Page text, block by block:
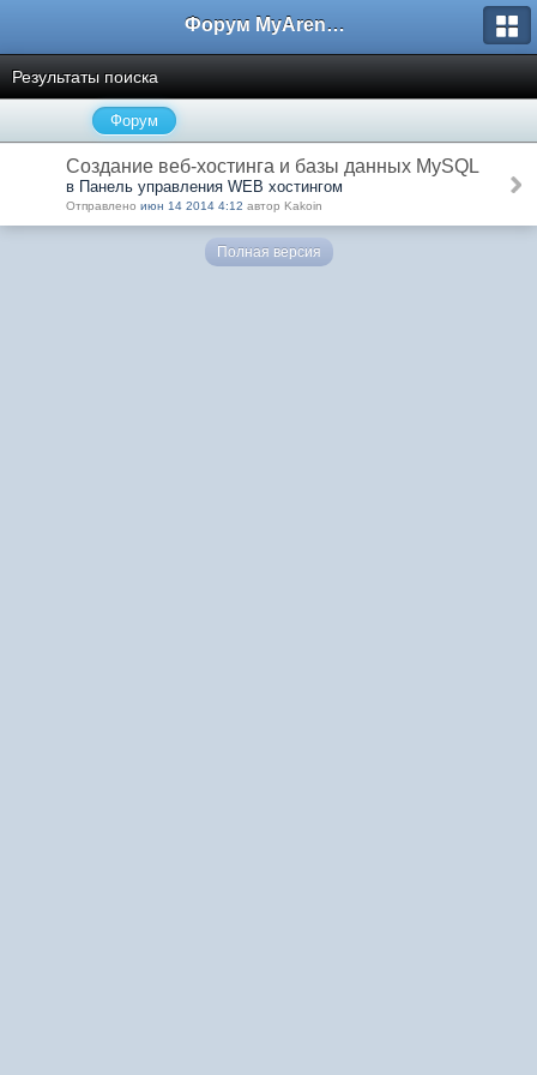
Форум MyArena.ru
Результаты поиска
Форум
Создание веб-хостинга и базы данных MySQL
в Панель управления WEB хостингом
Отправлено июн 14 2014 4:12 автор Kakoin
Полная версия